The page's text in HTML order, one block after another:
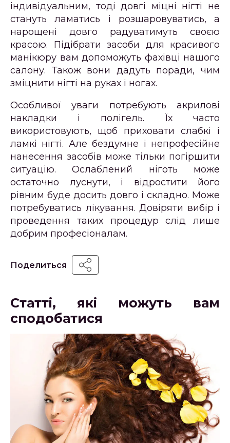
індивідуальним, тоді довгі міцні нігті не
стануть ламатись і розшаровуватись, а
нарощені довго радуватимуть своєю
красою. Підібрати засоби для красивого
манікюру вам допоможуть фахівці нашого
салону. Також вони дадуть поради, чим
зміцнити нігті на руках і ногах.
Особливої ​​уваги потребують акрилові
накладки і полігель. Їх часто
використовують, щоб приховати слабкі і
ламкі нігті. Але бездумне і непрофесійне
нанесення засобів може тільки погіршити
ситуацію. Ослаблений ніготь може
остаточно луснути, і відростити його
рівним буде досить довго і складно. Може
потребуватись лікування. Довіряти вибір і
проведення таких процедур слід лише
добрим професіоналам.
Поделиться
Статті, які можуть вам
сподобатися